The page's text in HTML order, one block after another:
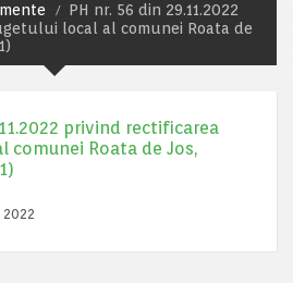
PH nr. 56 din 29.11.2022
local al comunei Roata de
privind rectificarea
comunei Roata de Jos,
2022